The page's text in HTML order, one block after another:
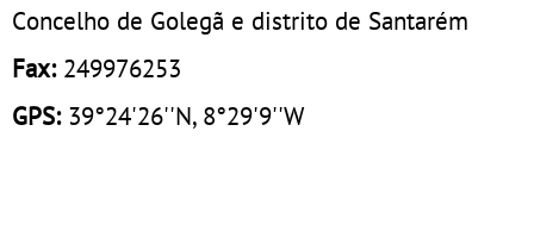
Concelho de Golegã e distrito de Santarém
Fax: 249976253
GPS:39°24'26''N, 8°29'9''W